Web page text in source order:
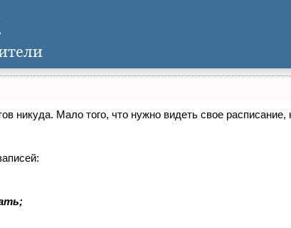
никуда. Мало того, что нужно видеть свое